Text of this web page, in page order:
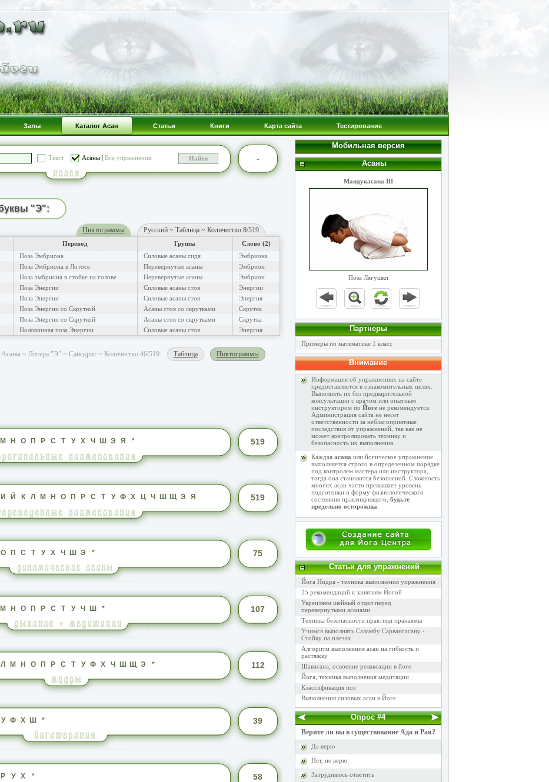
Залы Каталог Асан Статьи Книги Карта сайта Тестирование
Текст Асаны| Все упражнения -
"Э":
Русский ~ Таблица ~ Количество 8/519
Пиктограммы
Перевод Группа
Слово (2)
Поза Эмбриона Силовые асаны сидя
Эмбриона
Поза Эмбриона в Лотосе Перевернутые асаны
Эмбрион
Поза эмбриона в стойке на голове Перевернутые асаны
Эмбрион
Поза Энергии Силовые асаны стоя
Энергии
Поза Энергии Силовые асаны стоя
Энергия
Поза Энергии со Скруткой Асаны стоя со скрутками
Скрутка
Поза Энергии со Скруткой Асаны стоя со скрутками
Скрутка
Половинная поза Энергии Силовые асаны стоя Энергия
Пиктограммы
Таблица
Асаны ~ Литера "Э" ~ Санскрит ~ Количество 46/519:
М Н О П Р С Т У Х Ч Ш Э Я * 519
И Й К Л М Н О П Р С Т У Ф Х Ц Ч Ш Щ Э Я 519
О П С Т У Х Ч Ш Э * 75
М Н О П Р С Т У Ч Ш * 107
Л М Н О П Р С Т У Ф Х Ч Ш Щ Э * 112
У Ф Х Ш * 39
Р У Х * 58
Мобильная версия
Асаны
Мандукасана III
Поза Лягушки
Партнеры
Примеры по математике 1 класс
Внимание
Информация об упражнениях на сайте
предоставляется в ознакомительных целях.
Выполнять их без предварительной
консультации с врачом или опытным
инструктором по Йогене рекомендуется.
Администрация сайта не несет
ответственности за неблагоприятные
последствия от упражнений, так как не
может контролировать технику и
безопасность их выполнения.
Каждая асана или йогическое упражнение
выполняется строго в определенном порядке
под контролем мастера или инструктора,
тогда она становится безопасной. Сложность
многих асан часто превышает уровень
подготовки и форму физиологического
состояния практикующего, будьте
предельно осторожны
Статьи для упражнений
Йога Нидра - техника выполнения упражнения
25 рекомендаций к занятиям Йогой
Укрепляем шейный отдел перед
перевернутыми асанами
Техника безопасности практики пранаямы
Учимся выполнять Саламбу Сарвангасану -
Стойку на плечах
Алгоритм выполнения асан на гибкость и
растяжку
Шавасана, освоение релаксации в йоге
Йога, техника выполнения медитации
Классификация поз
Выполнения силовых асан в Йоге
Опрос #4
Верите ли вы в существование Ада и Рая?
Да верю
Нет, не верю
Затрудняюсь ответить